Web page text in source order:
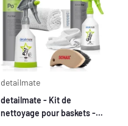
detailmate
detailmate - Kit de
nettoyage pour baskets -